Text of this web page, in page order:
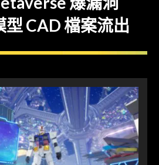
CAD 檔案流出